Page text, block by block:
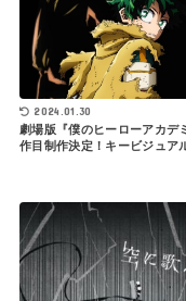
2024.01.30
劇場版『僕のヒーローアカデ
作目制作決定！キービジュア